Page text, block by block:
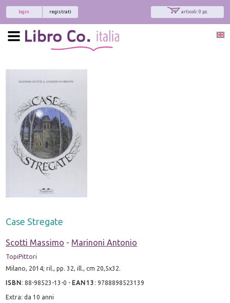
articoli: 0 pz.
registrati
login
Case Stregate
Scotti Massimo - Marinoni Antonio
TopiPittori
Milano, 2014; ril., pp. 32, ill., cm 20,5x32.
ISBN:88-98523-13-0 - EAN13 :9788898523139
Extra: da 10 anni